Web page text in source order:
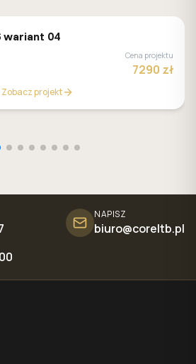
wariant 04
Cena projektu
7290 zł
Zobacz projekt
NAPISZ
biuro@coreltb.pl